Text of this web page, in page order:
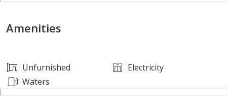
Amenities
Unfurnished
Electricity
Waters